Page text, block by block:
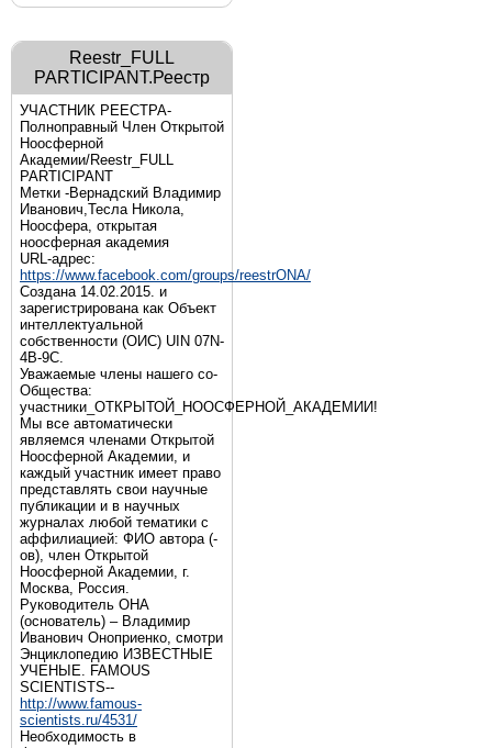
Reestr_FULL
PARTICIPANT.Реестр
УЧАСТНИК РЕЕСТРА-
Полноправный Член Открытой
Ноосферной
Академии/Reestr_FULL
PARTICIPANT
Метки -Вернадский Владимир
Иванович,Тесла Никола,
Ноосфера, открытая
ноосферная академия
URL-адрес:
https://www.facebook.com/groups/reestrONA/
Создана 14.02.2015. и
зарегистрирована как Объект
интеллектуальной
собственности (ОИС) UIN 07N-
4B-9C.
Уважаемые члены нашего со-
Общества:
участники_ОТКРЫТОЙ_НООСФЕРНОЙ_АКАДЕМИИ!
Мы все автоматически
являемся членами Открытой
Ноосферной Академии, и
каждый участник имеет право
представлять свои научные
публикации и в научных
журналах любой тематики с
аффилиацией: ФИО автора (-
ов), член Открытой
Ноосферной Академии, г.
Москва, Россия.
Руководитель ОНА
(основатель) – Владимир
Иванович Оноприенко, смотри
Энциклопедию ИЗВЕСТНЫЕ
УЧЕНЫЕ. FAMOUS
SCIENTISTS--
http://www.famous-
scientists.ru/4531/
Необходимость в